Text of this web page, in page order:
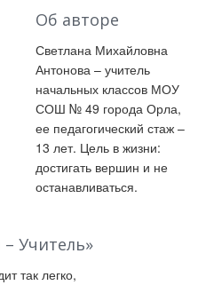
Об авторе
Светлана Михайловна
Антонова – учитель
начальных классов МОУ
СОШ № 49 города Орла,
ее педагогический стаж –
13 лет. Цель в жизни:
достигать вершин и не
останавливаться.
Учитель»
так легко,